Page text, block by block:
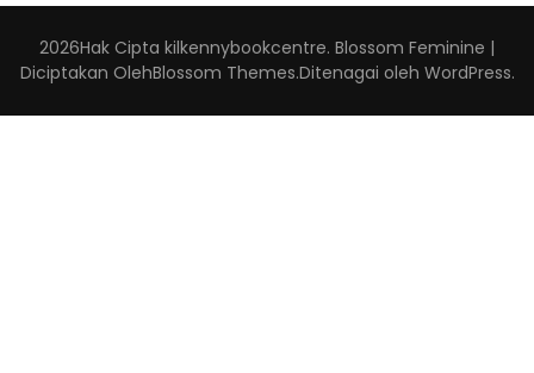
2026Hak Cipta kilkennybookcentre. Blossom Feminine |
Diciptakan OlehBlossom Themes.Ditenagai oleh WordPress.